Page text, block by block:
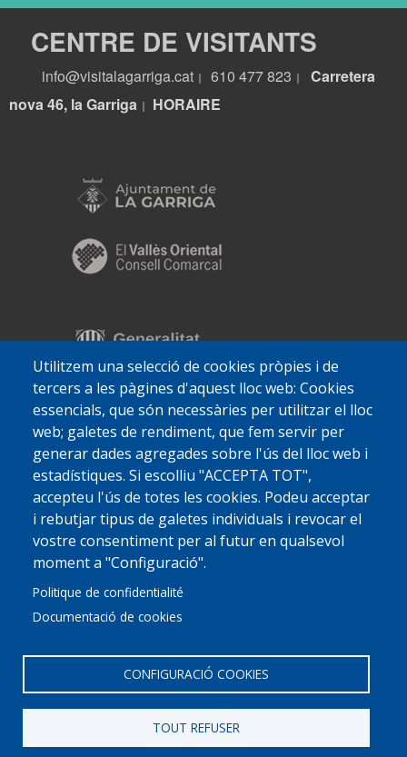
Utilitzem una selecció de cookies pròpies i de
tercers a les pàgines d'aquest lloc web: Cookies
essencials, que són necessàries per utilitzar el lloc
web; galetes de rendiment, que fem servir per
generar dades agregades sobre l'ús del lloc web i
estadístiques. Si escolliu "ACCEPTA TOT",
accepteu l'ús de totes les cookies. Podeu acceptar
i rebutjar tipus de galetes individuals i revocar el
vostre consentiment per al futur en qualsevol
moment a "Configuració".
Politique de confidentialité
Documentació de cookies
CONFIGURACIÓ COOKIES
TOUT REFUSER
CENTRE DE VISITANTS
info@visitalagarriga.cat 610 477 823
Carretera
nova 46, la Garriga
HORAIRE
© 2022 Ajuntament La GarrigaAvis legal
Protecció de dades